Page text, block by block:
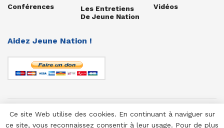
Conférences
Les Entretiens
De Jeune Nation
Vidéos
Aidez Jeune Nation !
© 1958-2025 Jeune Nation
Ce site Web utilise des cookies. En continuant à naviguer sur
ce site, vous reconnaissez consentir à leur usage. Pour de plus